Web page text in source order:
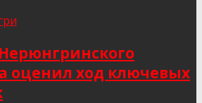
оценил ход ключевых